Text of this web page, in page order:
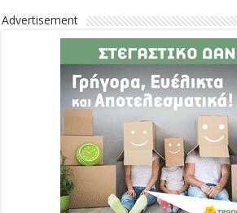
Advertisement